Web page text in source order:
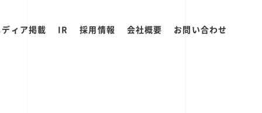
ィア掲載 IR 採用情報 会社概要 お問い合わせ